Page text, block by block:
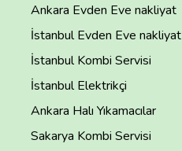
Ankara Evden Eve nakliyat
İstanbul Evden Eve nakliyat
İstanbul Kombi Servisi
İstanbul Elektrikçi
Ankara Halı Yıkamacılar
Sakarya Kombi Servisi